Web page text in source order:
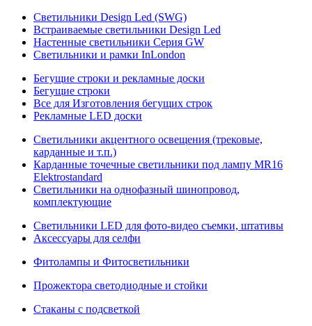
Светильники Design Led (SWG)
Встраиваемые светильники Design Led
Настенные светильники Серия GW
Светильники и рамки InLondon
Бегущие строки и рекламные доски
Бегущие строки
Все для Изготовления бегущих строк
Рекламные LED доски
Светильники акцентного освещения (трековые,
карданные и т.п.)
Карданные точечные светильники под лампу MR16
Elektrostandard
Светильники на однофазный шинопровод,
комплектующие
Светильники LED для фото-видео съемки, штативы
Аксессуары для селфи
Фитолампы и Фитосветильники
Прожектора светодиодные и стойки
Стаканы с подсветкой